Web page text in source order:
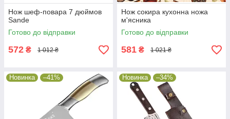
Нож шеф-повара 7 дюймов
Sande
Готово до відправки
572 ₴ 1 012 ₴
Нож сокира кухонна ножа
м'ясника
Готово до відправки
581 ₴ 1 021 ₴
Новинка –41% Новинка –34%